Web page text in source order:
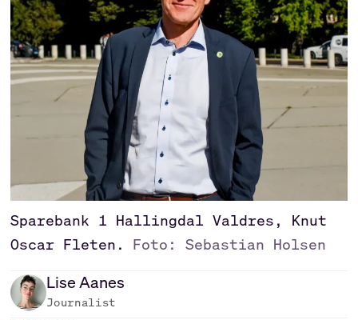
Sparebank 1 Hallingdal Valdres, Knut
Oscar Fleten.
Foto: Sebastian Holsen
LiseAanes
Journalist